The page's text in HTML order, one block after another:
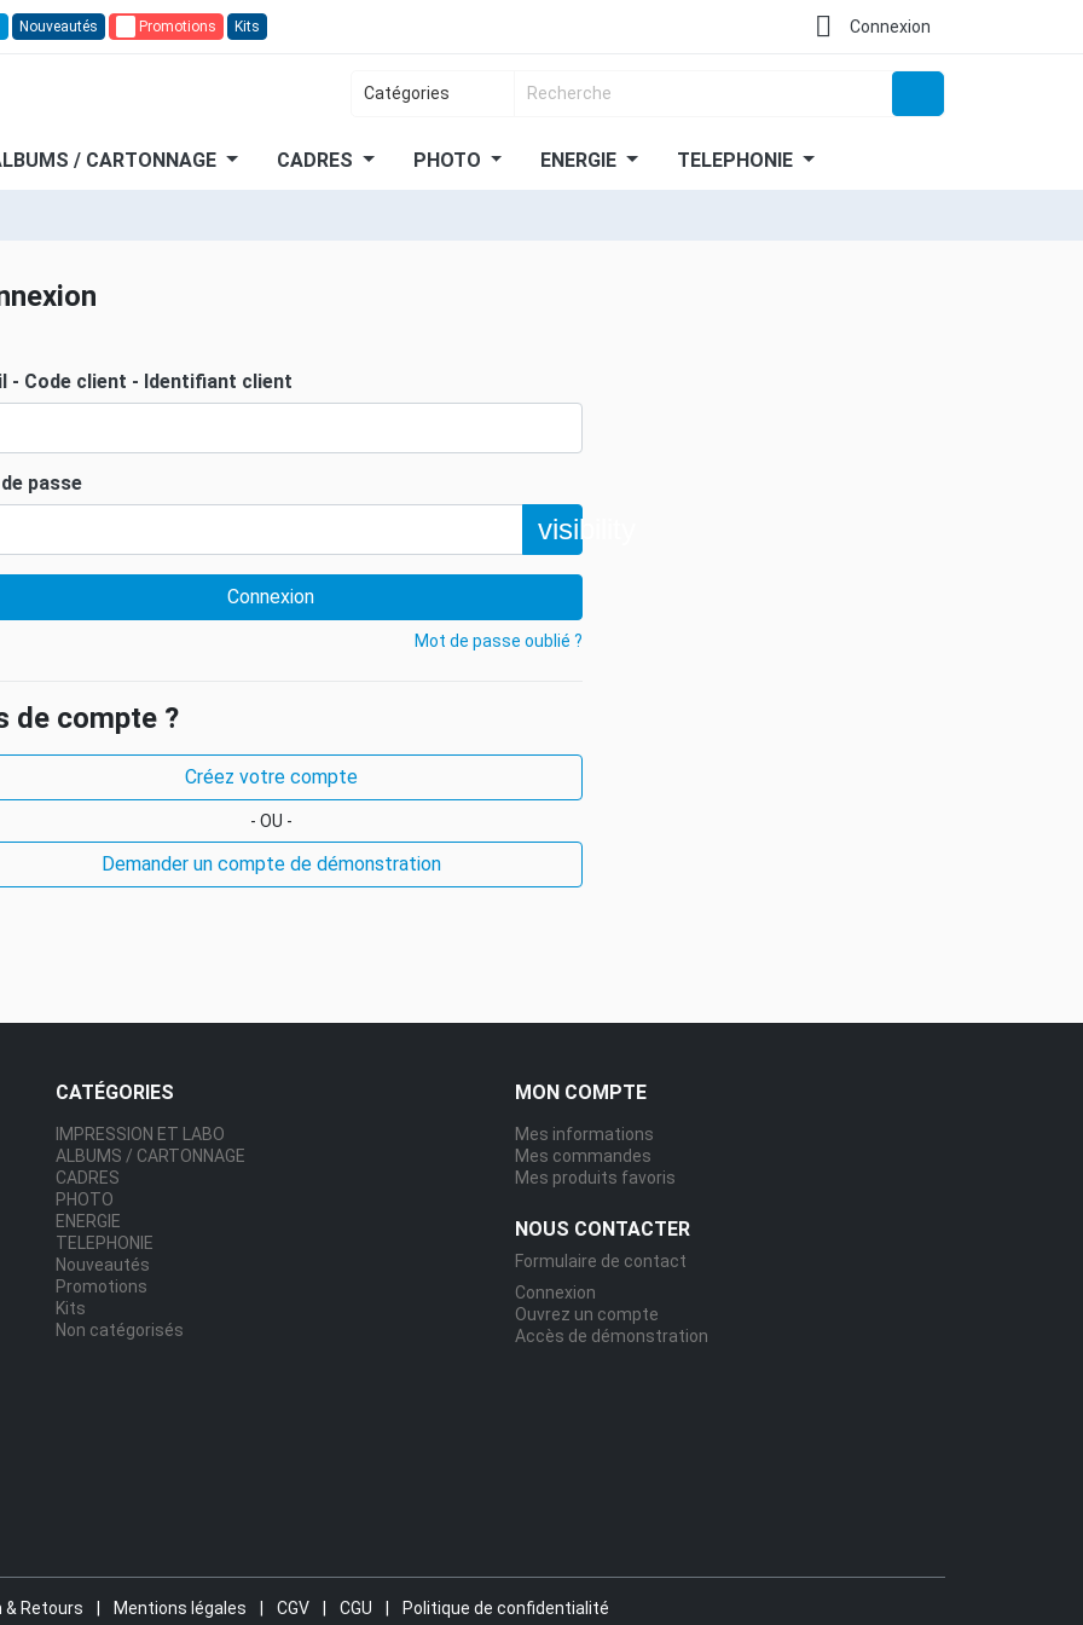
Nouveautés Promotions Kits  Connexion
/ CARTONNAGE CADRES PHOTO ENERGIE TELEPHONIE
- Code client - Identifiant client
passe
visibility
Connexion
Mot de passe oublié ?
de compte ?
Créez votre compte
- OU -
Demander un compte de démonstration
CATÉGORIES
IMPRESSION ET LABO
ALBUMS / CARTONNAGE
CADRES
PHOTO
ENERGIE
TELEPHONIE
Nouveautés
Promotions
Kits
Non catégorisés
MON COMPTE
Mes informations
Mes commandes
Mes produits favoris
NOUS CONTACTER
Formulaire de contact
Connexion
Ouvrez un compte
Accès de démonstration
& Retours Mentions légales CGV CGU Politique de confidentialité